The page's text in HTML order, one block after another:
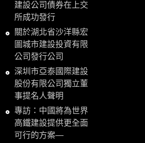
建設公司債券在上交
所成功發行
關於湖北省沙洋縣宏
圖城市建設投資有限
公司發行公司
深圳市亞泰國際建設
股份有限公司獨立董
事提名人聲明
專訪：中國將為世界
高鐵建設提供更全面
可行的方案—